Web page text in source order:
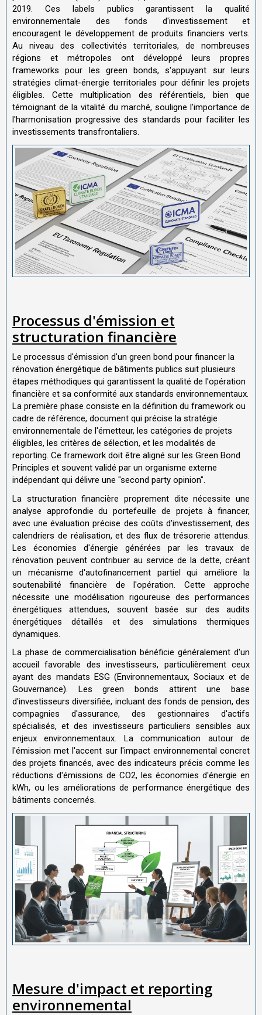
2019. Ces labels publics garantissent la qualité
environnementale des fonds d'investissement et
encouragent le développement de produits financiers verts.
Au niveau des collectivités territoriales, de nombreuses
régions et métropoles ont développé leurs propres
frameworks pour les green bonds, s'appuyant sur leurs
stratégies climat-énergie territoriales pour définir les projets
éligibles. Cette multiplication des référentiels, bien que
témoignant de la vitalité du marché, souligne l'importance de
l'harmonisation progressive des standards pour faciliter les
investissements transfrontaliers.
Processus d'émission et
structuration financière
Le processus d'émission d'un green bond pour financer la
rénovation énergétique de bâtiments publics suit plusieurs
étapes méthodiques qui garantissent la qualité de l'opération
financière et sa conformité aux standards environnementaux.
La première phase consiste en la définition du framework ou
cadre de référence, document qui précise la stratégie
environnementale de l'émetteur, les catégories de projets
éligibles, les critères de sélection, et les modalités de
reporting. Ce framework doit être aligné sur les Green Bond
Principles et souvent validé par un organisme externe
indépendant qui délivre une "second party opinion".
La structuration financière proprement dite nécessite une
analyse approfondie du portefeuille de projets à financer,
avec une évaluation précise des coûts d'investissement, des
calendriers de réalisation, et des flux de trésorerie attendus.
Les économies d'énergie générées par les travaux de
rénovation peuvent contribuer au service de la dette, créant
un mécanisme d'autofinancement partiel qui améliore la
soutenabilité financière de l'opération. Cette approche
nécessite une modélisation rigoureuse des performances
énergétiques attendues, souvent basée sur des audits
énergétiques détaillés et des simulations thermiques
dynamiques.
La phase de commercialisation bénéficie généralement d'un
accueil favorable des investisseurs, particulièrement ceux
ayant des mandats ESG (Environnementaux, Sociaux et de
Gouvernance). Les green bonds attirent une base
d'investisseurs diversifiée, incluant des fonds de pension, des
compagnies d'assurance, des gestionnaires d'actifs
spécialisés, et des investisseurs particuliers sensibles aux
enjeux environnementaux. La communication autour de
l'émission met l'accent sur l'impact environnemental concret
des projets financés, avec des indicateurs précis comme les
réductions d'émissions de CO2, les économies d'énergie en
kWh, ou les améliorations de performance énergétique des
bâtiments concernés.
Mesure d'impact et reporting
environnemental